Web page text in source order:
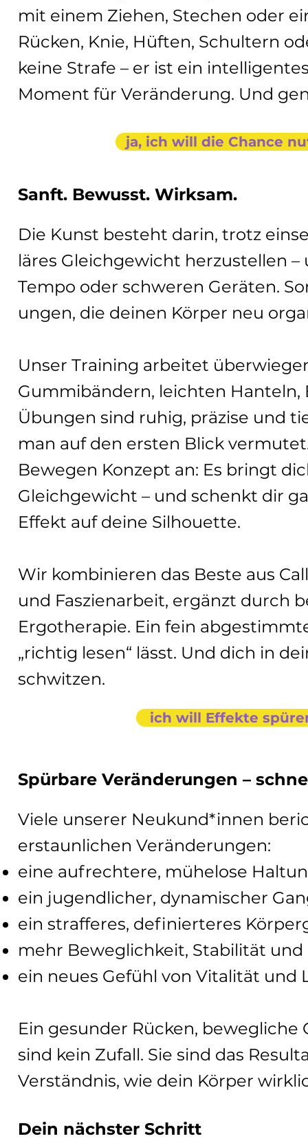
mit einem Ziehen, Stechen oder
Rücken, Knie, Hüften, Schultern
keine Strafe – er ist ein
Moment für Veränderung. Und
Sanft. Bewusst. Wirksam.
Die Kunst besteht darin, trotz
läres Gleichgewicht herzustellen
Tempo oder schweren Geräten.
ungen, die deinen Körper neu
Unser Training arbeitet
Gummibändern, leichten Hanteln,
Übungen sind ruhig, präzise und
man auf den ersten Blick
Bewegen Konzept an: Es bringt
Gleichgewicht – und schenkt dir
Effekt auf deine Silhouette.
Wir kombinieren das Beste aus
und Faszienarbeit, ergänzt durch
Ergotherapie. Ein fein
„richtig lesen“ lässt. Und dich in
schwitzen.
Spürbare Veränderungen –
Viele unserer Neukund*innen
erstaunlichen Veränderungen:
eine aufrechtere, mühelose
ein jugendlicher, dynamischer
ein strafferes, definierteres
mehr Beweglichkeit, Stabilität und
ein neues Gefühl von Vitalität und
Ein gesunder Rücken,
sind kein Zufall. Sie sind das
Verständnis, wie dein Körper
Dein nächster Schritt​
ja, ich will die Chance
ich will Effekte